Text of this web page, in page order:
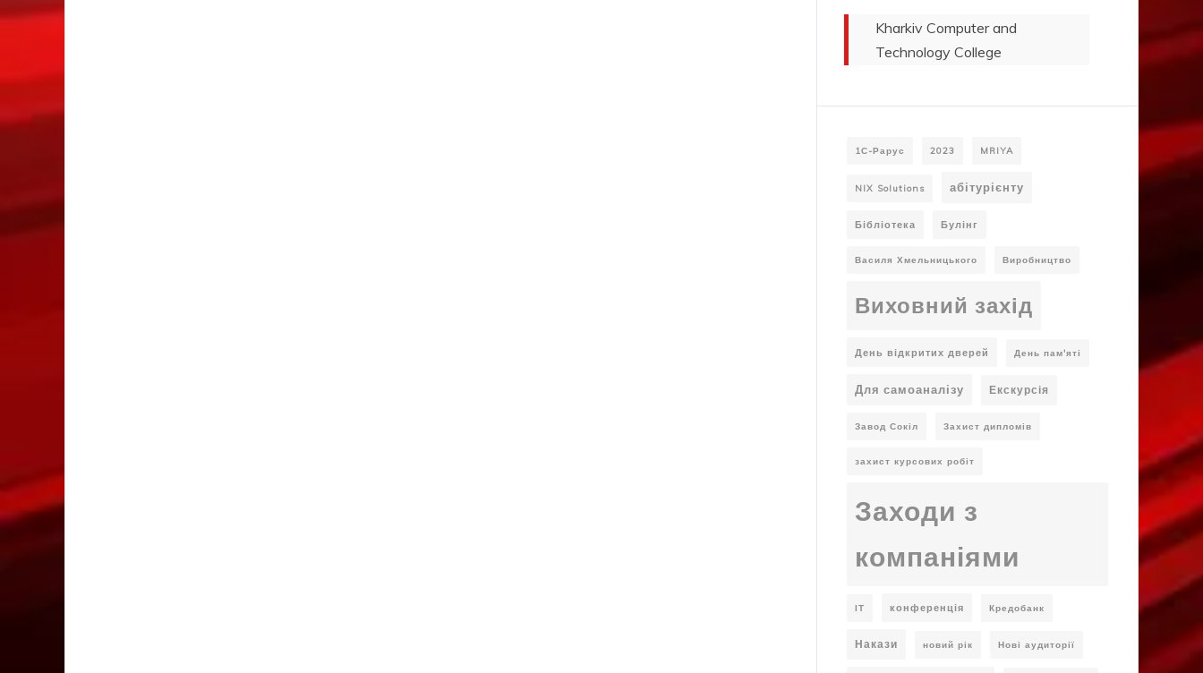
Kharkiv Computer and
Technology College
1С-Рарус 2023 MRIYA
NIX Solutions абітурієнту
Бібліотека Булінг
Василя Хмельницького Виробництво
Виховний захід
День відкритих дверей День пам'яті
Для самоаналізу Екскурсія
Завод Сокіл Захист дипломів
захист курсових робіт
Заходи з
компаніями
ІТ конференція Кредобанк
Накази новий рік Нові аудиторії